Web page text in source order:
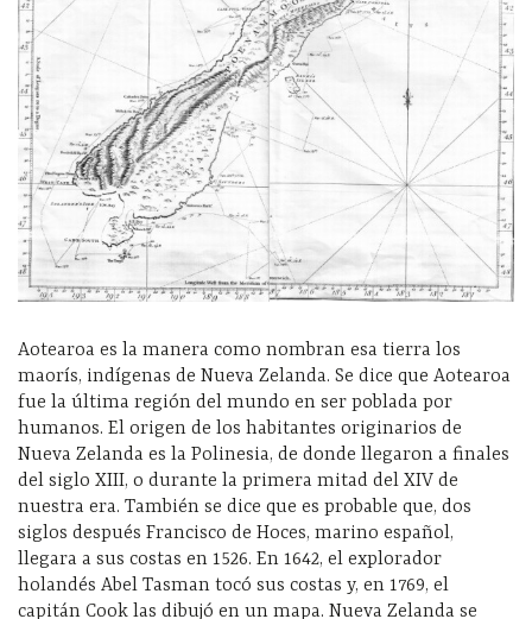
Aotearoa es la manera como nombran esa tierra los
maorís, indígenas de Nueva Zelanda. Se dice que Aotearoa
fue la última región del mundo en ser poblada por
humanos. El origen de los habitantes originarios de
Nueva Zelanda es la Polinesia, de donde llegaron a finales
del siglo XIII, o durante la primera mitad del XIV de
nuestra era. También se dice que es probable que, dos
siglos después Francisco de Hoces, marino español,
llegara a sus costas en 1526. En 1642, el explorador
holandés Abel Tasman tocó sus costas y, en 1769, el
capitán Cook las dibujó en un mapa. Nueva Zelanda se